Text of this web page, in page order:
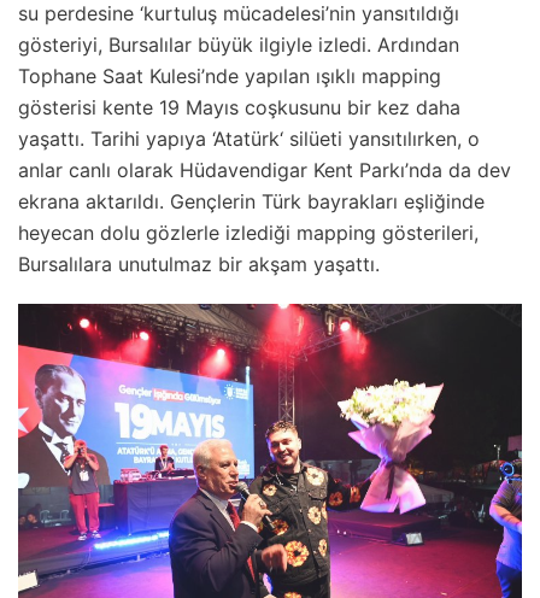
su perdesine ‘kurtuluş mücadelesi’nin yansıtıldığı
gösteriyi, Bursalılar büyük ilgiyle izledi. Ardından
Tophane Saat Kulesi’nde yapılan ışıklı mapping
gösterisi kente 19 Mayıs coşkusunu bir kez daha
yaşattı. Tarihi yapıya ‘Atatürk‘ silüeti yansıtılırken, o
anlar canlı olarak Hüdavendigar Kent Parkı’nda da dev
ekrana aktarıldı. Gençlerin Türk bayrakları eşliğinde
heyecan dolu gözlerle izlediği mapping gösterileri,
Bursalılara unutulmaz bir akşam yaşattı.